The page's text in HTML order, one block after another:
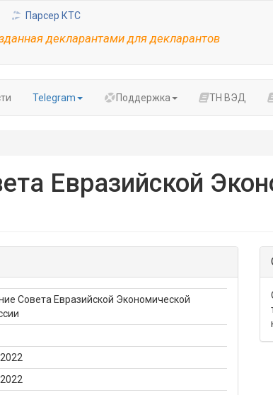
Парсер КТС
декларантами для декларантов
Telegram Поддержка ТН ВЭД
Евразийской
Совета Евразийской Экономической